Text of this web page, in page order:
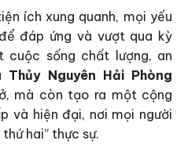
ích xung quanh, mọi yếu
đáp ứng và vượt qua kỳ
sống chất lượng, an
Thủy Nguyên Hải Phòng
mà còn tạo ra một cộng
và hiện đại, nơi mọi người
hai” thực sự.